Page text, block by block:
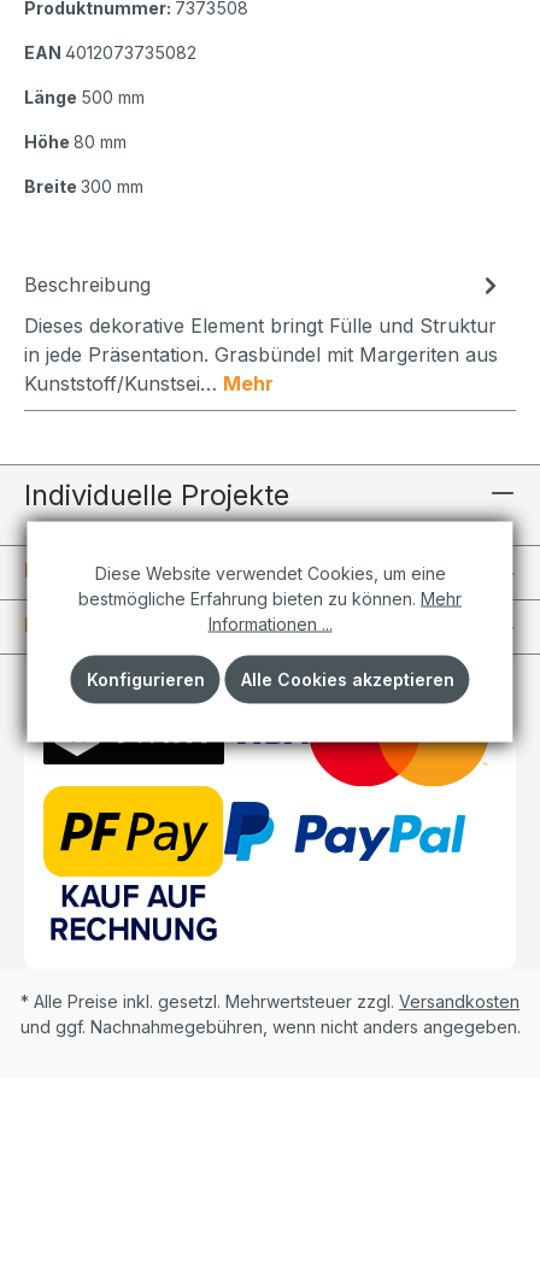
Produktnummer: 7373508
EAN 4012073735082
Länge 500 mm
Höhe 80 mm
Breite 300 mm
Beschreibung
Dieses dekorative Element bringt Fülle und Struktur
in jede Präsentation. Grasbündel mit Margeriten aus
Kunststoff/Kunstsei… Mehr
Individuelle Projekte
Informationen
Kundenkonto
* Alle Preise inkl. gesetzl. Mehrwertsteuer zzgl. Versandkosten
und ggf. Nachnahmegebühren, wenn nicht anders angegeben.
Diese Website verwendet Cookies, um eine
bestmögliche Erfahrung bieten zu können. Mehr
Informationen ...
Konfigurieren Alle Cookies akzeptieren